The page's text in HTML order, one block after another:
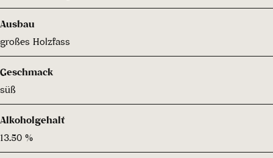
Ausbau
großes Holzfass
Geschmack
süß
Alkoholgehalt
13.50 %